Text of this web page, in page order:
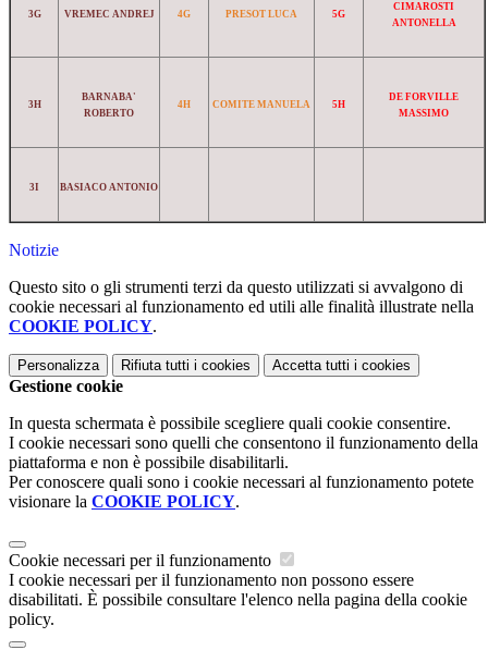
3G VREMEC ANDREJ 4G PRESOT LUCA 5G
CIMAROSTI
ANTONELLA
3H
BARNABA'
ROBERTO
4H COMITE MANUELA 5H
DE FORVILLE
MASSIMO
3I BASIACO ANTONIO
Notizie
Questo sito o gli strumenti terzi da questo utilizzati si avvalgono di
cookie necessari al funzionamento ed utili alle finalità illustrate nella
COOKIE POLICY.
Personalizza Rifiuta tutti i cookies Accetta tutti i cookies
Gestione cookie
In questa schermata è possibile scegliere quali cookie consentire.
I cookie necessari sono quelli che consentono il funzionamento della
piattaforma e non è possibile disabilitarli.
Per conoscere quali sono i cookie necessari al funzionamento potete
visionare la COOKIE POLICY.
Cookie necessari per il funzionamento
I cookie necessari per il funzionamento non possono essere
disabilitati. È possibile consultare l'elenco nella pagina della cookie
policy.